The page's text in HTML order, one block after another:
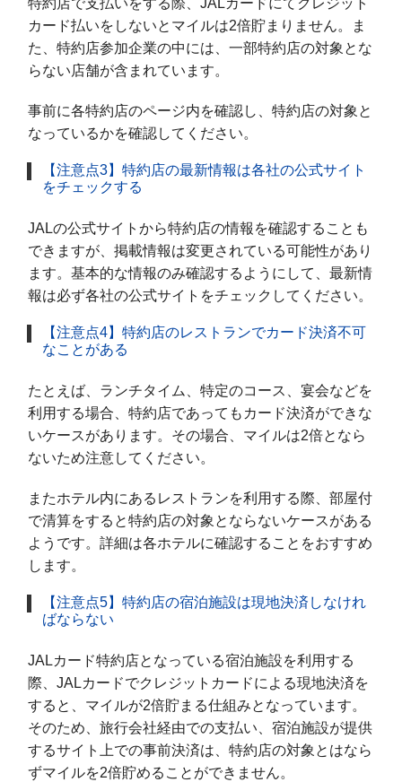
特約店で支払いをする際、JALカードにてクレジット
カード払いをしないとマイルは2倍貯まりません。ま
た、特約店参加企業の中には、一部特約店の対象とな
らない店舗が含まれています。
事前に各特約店のページ内を確認し、特約店の対象と
なっているかを確認してください。
【注意点3】特約店の最新情報は各社の公式サイト
をチェックする
JALの公式サイトから特約店の情報を確認することも
できますが、掲載情報は変更されている可能性があり
ます。基本的な情報のみ確認するようにして、最新情
報は必ず各社の公式サイトをチェックしてください。
【注意点4】特約店のレストランでカード決済不可
なことがある
たとえば、ランチタイム、特定のコース、宴会などを
利用する場合、特約店であってもカード決済ができな
いケースがあります。その場合、マイルは2倍となら
ないため注意してください。
またホテル内にあるレストランを利用する際、部屋付
で清算をすると特約店の対象とならないケースがある
ようです。詳細は各ホテルに確認することをおすすめ
します。
【注意点5】特約店の宿泊施設は現地決済しなけれ
ばならない
JALカード特約店となっている宿泊施設を利用する
際、JALカードでクレジットカードによる現地決済を
すると、マイルが2倍貯まる仕組みとなっています。
そのため、旅行会社経由での支払い、宿泊施設が提供
するサイト上での事前決済は、特約店の対象とはなら
ずマイルを2倍貯めることができません。